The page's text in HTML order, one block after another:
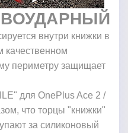
внутри книжки в
качественном
периметру защищает
для OnePlus Ace 2 /
что торцы "книжки"
за силиконовый